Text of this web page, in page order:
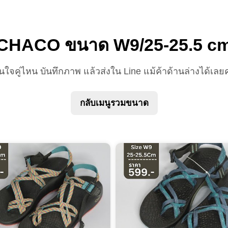
ขนาด W9/25-25.5
ใจคู่ไหน บันทึกภาพ แล้วส่งใน Line แม้ค้าด้านล่างได้เลย
กลับเมนูรวมขนาด